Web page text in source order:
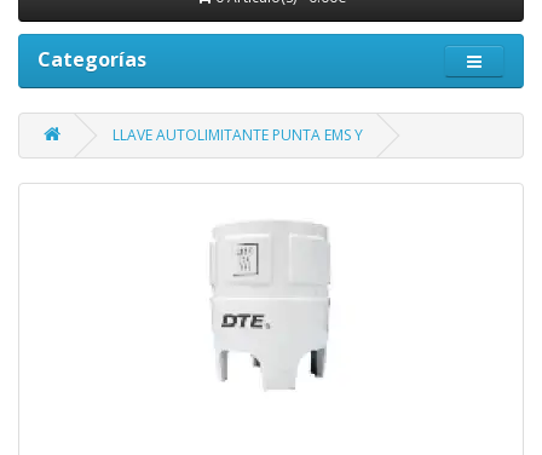
Categorías
LLAVE AUTOLIMITANTE PUNTA EMS Y